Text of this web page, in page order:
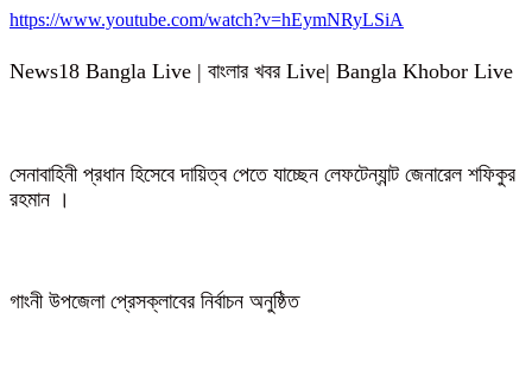
https://www.youtube.com/watch?v=hEymNRyLSiA
News18 Bangla Live | বাংলার খবর Live| Bangla Khobor Live
সেনাবাহিনী প্রধান হিসেবে দায়িত্ব পেতে যাচ্ছেন লেফটেন্যান্ট জেনারেল শফিকুর
রহমান ।
গাংনী উপজেলা প্রেসক্লাবের নির্বাচন অনুষ্ঠিত